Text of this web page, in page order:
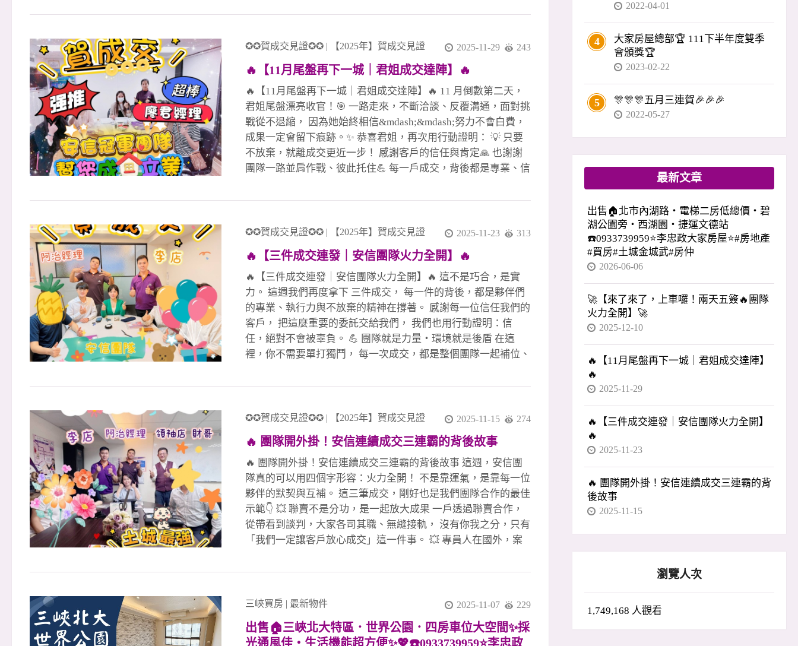
交夥伴 🔹 1 簽聯賣 👉 湘儀 🎉 👉 忠信協理（月 2
👉 聖哲經理 🎉 🔹 4 簽聯賣 👉 玉華 🎉
&amp; 晶伊 🎉 👉 眉如 🎉（領袖店） 🙌 特別感謝
🙏 聯賣重劃店 黃店 &amp; 湘儀 共創佳績
✪✪賀成交見證✪✪ | 【2025年】賀成交見證 2025-11-29 243
🔥【11月尾盤再下一城｜君姐成交達陣】🔥
🔥【11月尾盤再下一城｜君姐成交達陣】🔥 11 月倒數第二天，
君姐尾盤漂亮收官！🎯 一路走來，不斷洽談、反覆溝通，面對挑
戰從不退縮， 因為她始終相信&mdash;&mdash;努力不會白費，
成果一定會留下痕跡。✨ 恭喜君姐，再次用行動證明： 💡 只要
不放棄，就離成交更近一步！ 感謝客戶的信任與肯定🙏 也謝謝
團隊一路並肩作戰、彼此托住💪 每一戶成交，背後都是專業、信
專業 &times; 熱情 &times; 行動力 把每一次機會做到最好、做到
一起打拚、一起成長、一起創造成就感， 歡迎加入我們，一起把
✪✪賀成交見證✪✪ | 【2025年】賀成交見證 2025-11-23 313
🔥【三件成交連發｜安信團隊火力全開】🔥
🔥【三件成交連發｜安信團隊火力全開】🔥 這不是巧合，是實
力。 這週我們再度拿下 三件成交， 每一件的背後，都是夥伴們
的專業、執行力與不放棄的精神在撐著。 感謝每一位信任我們的
客戶， 把這麼重要的委託交給我們， 我們也用行動證明：信
任，絕對不會被辜負。 💪 團隊就是力量・環境就是後盾 在這
裡，你不需要單打獨鬥， 每一次成交，都是整個團隊一起補位、
文治經理 🎉（本月第 3 簽） 👉 李店 🎉（本月第 3 簽） 2️⃣ 簽 👉
👉 小紅經理 🎉（本月第 2 簽） 🙏 特別感謝 ✔ 聯賣團隊大家重
治經理 全力支援 ✔ 迦南 許代書 協辦完成流程 ✔ 每一位默默付
出的安信夥伴 🏆 112 年大家房屋全國雙料總冠軍 🏢 土城最強住
商大家八店百人聯賣團隊 ✨ 如果你也想 ✔ 改變收入結
✪✪賀成交見證✪✪ | 【2025年】賀成交見證 2025-11-15 274
🔥 團隊開外掛！安信連續成交三連霸的背後故事
🔥 團隊開外掛！安信連續成交三連霸的背後故事 這週，安信團
隊真的可以用四個字形容：火力全開！ 不是靠運氣，是靠每一位
夥伴的默契與互補。 這三筆成交，剛好也是我們團隊合作的最佳
示範👇 💥 聯賣不是分功，是一起放大成果 一戶透過聯賣合作，
從帶看到談判，大家各司其職、無縫接軌， 沒有你我之分，只有
「我們一定讓客戶放心成交」這一件事。 💥 專員人在國外，案
補位，從客戶溝通到交付流程， 讓案件不因距離而停擺，成交不
狂！ 直接買賣全炮完成，看似一個人爆發， 其實背後是整個團
利模式。 這個市場不簡單， 但越困難的時刻，越能看出誰是真
三峽買房 | 最新物件 2025-11-07 229
出售🏠三峽北大特區．世界公園．四房車位大空間✨採
光通風佳・生活機能超方便✨💖☎️0933739959⭐李忠政
2022-04-01
4
大家房屋總部🏆 111下半年度雙季
會頒獎🏆
2023-02-22
5 🎊🎊🎊五月三連賀🎉🎉🎉
2022-05-27
最新文章
出售🏠北市內湖路・電梯二房低總價・碧
湖公園旁・西湖園・捷運文德站
☎️0933739959⭐李忠政大家房屋⭐#房地產
#買房#土城金城武#房仲
2026-06-06
🚀【來了來了，上車囉！兩天五簽🔥團隊
火力全開】🚀
2025-12-10
🔥【11月尾盤再下一城｜君姐成交達陣】
🔥
2025-11-29
🔥【三件成交連發｜安信團隊火力全開】
🔥
2025-11-23
🔥 團隊開外掛！安信連續成交三連霸的背
後故事
2025-11-15
瀏覽人次
1,749,168 人觀看